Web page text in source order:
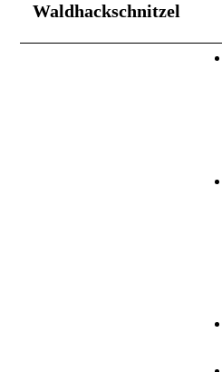
Waldhackschnitzel